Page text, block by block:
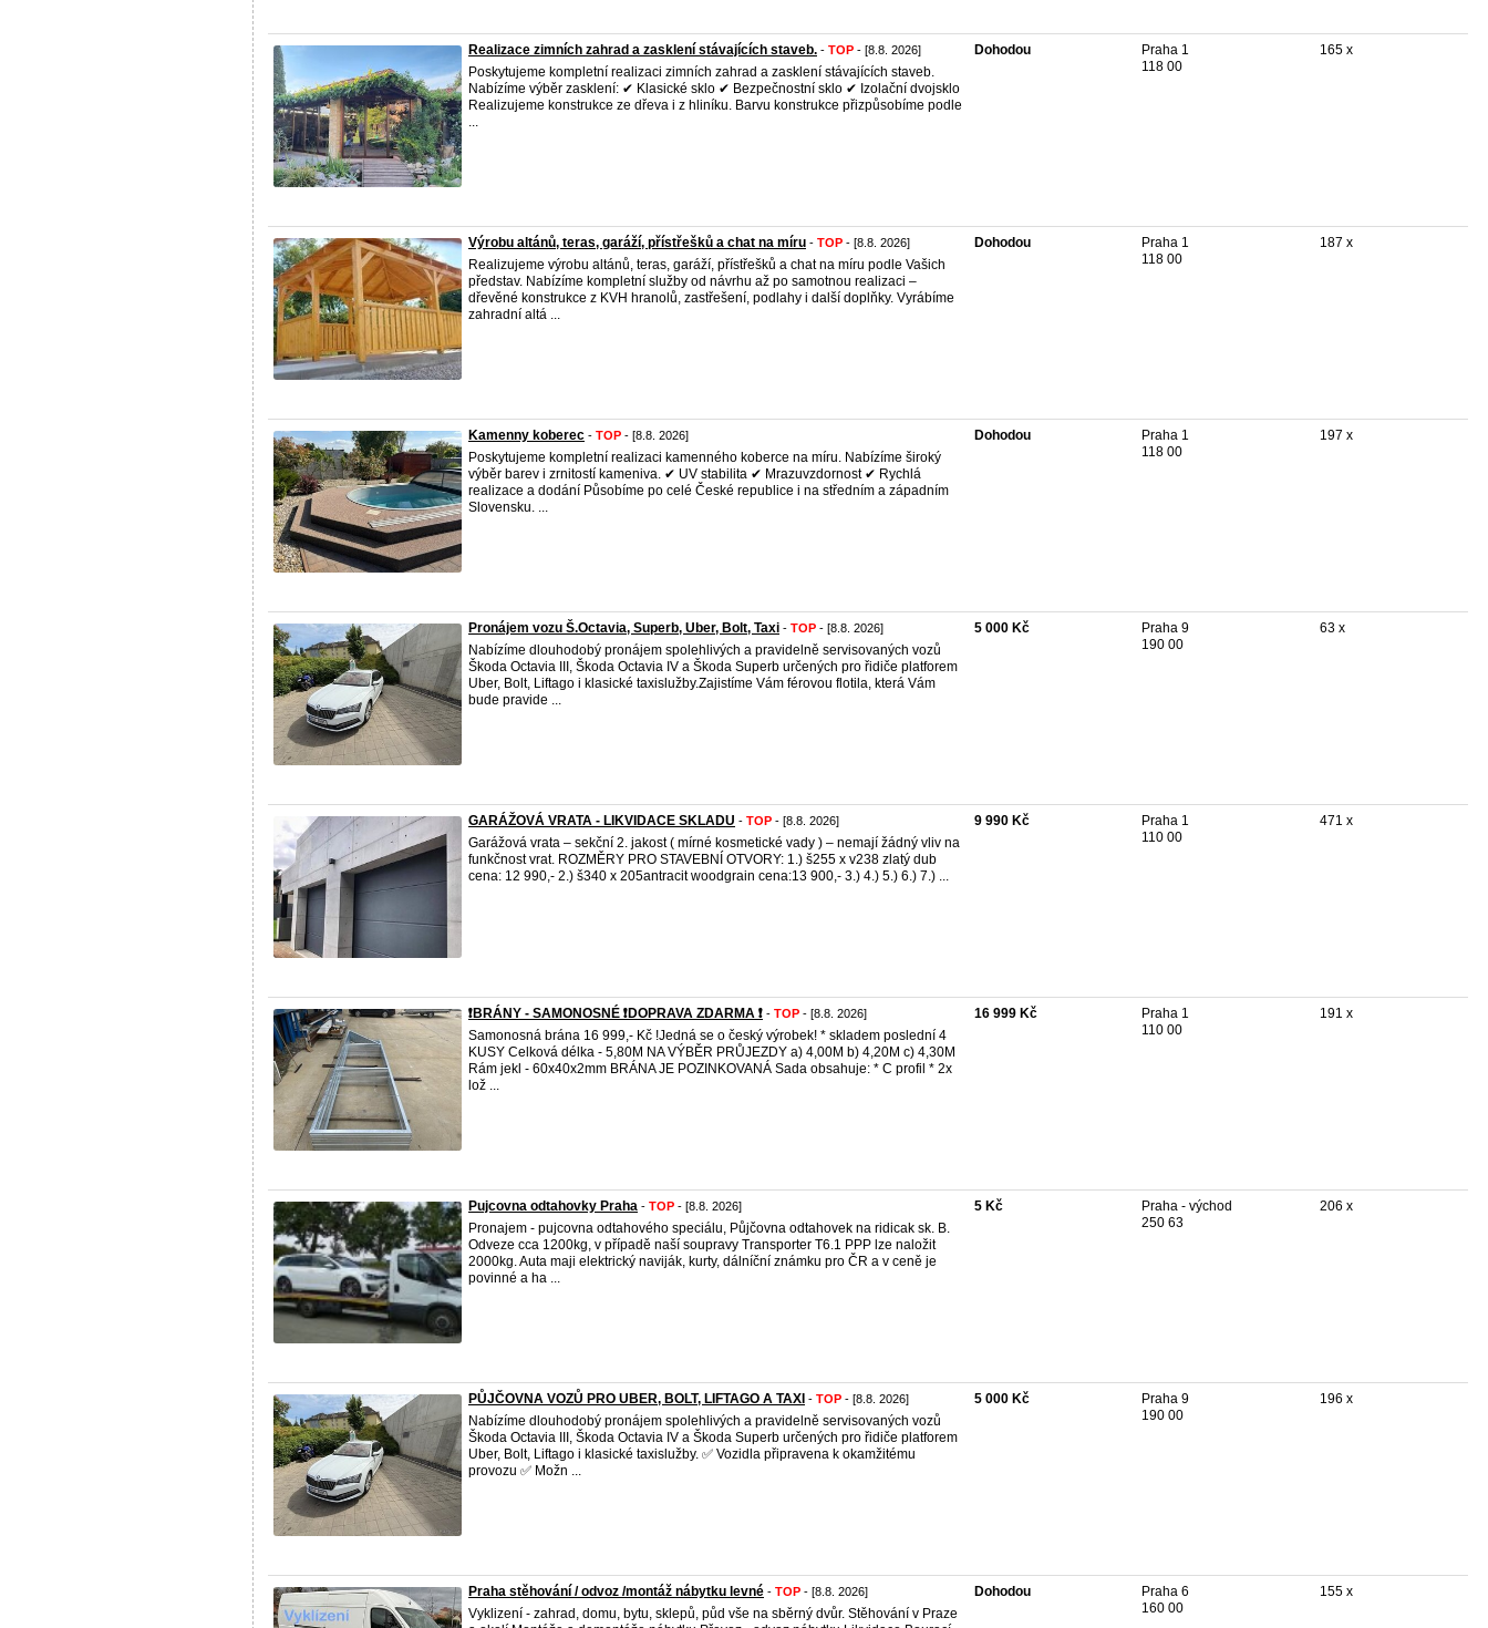
Realizace zimních zahrad a zasklení stávajících staveb. - TOP - [8.8. 2026]
Poskytujeme kompletní realizaci zimních zahrad a zasklení stávajících staveb.
Nabízíme výběr zasklení: ✔ Klasické sklo ✔ Bezpečnostní sklo ✔ Izolační dvojsklo
Realizujeme konstrukce ze dřeva i z hliníku. Barvu konstrukce přizpůsobíme podle
...
Dohodou
Praha 1
118 00
165 x
Výrobu altánů, teras, garáží, přístřešků a chat na míru - TOP - [8.8. 2026]
Realizujeme výrobu altánů, teras, garáží, přístřešků a chat na míru podle Vašich
představ. Nabízíme kompletní služby od návrhu až po samotnou realizaci –
dřevěné konstrukce z KVH hranolů, zastřešení, podlahy i další doplňky. Vyrábíme
zahradní altá ...
Dohodou
Praha 1
118 00
187 x
Kamenny koberec - TOP - [8.8. 2026]
Poskytujeme kompletní realizaci kamenného koberce na míru. Nabízíme široký
výběr barev i zrnitostí kameniva. ✔ UV stabilita ✔ Mrazuvzdornost ✔ Rychlá
realizace a dodání Působíme po celé České republice i na středním a západním
Slovensku. ...
Dohodou
Praha 1
118 00
197 x
Pronájem vozu Š.Octavia, Superb, Uber, Bolt, Taxi - TOP - [8.8. 2026]
Nabízíme dlouhodobý pronájem spolehlivých a pravidelně servisovaných vozů
Škoda Octavia III, Škoda Octavia IV a Škoda Superb určených pro řidiče platforem
Uber, Bolt, Liftago i klasické taxislužby.Zajistíme Vám férovou flotila, která Vám
bude pravide ...
5 000 Kč
Praha 9
190 00
63 x
GARÁŽOVÁ VRATA - LIKVIDACE SKLADU - TOP - [8.8. 2026]
Garážová vrata – sekční 2. jakost ( mírné kosmetické vady ) – nemají žádný vliv na
funkčnost vrat. ROZMĚRY PRO STAVEBNÍ OTVORY: 1.) š255 x v238 zlatý dub
cena: 12 990,- 2.) š340 x 205antracit woodgrain cena:13 900,- 3.) 4.) 5.) 6.) 7.) ...
9 990 Kč
Praha 1
110 00
471 x
❗️BRÁNY - SAMONOSNÉ ❗️DOPRAVA ZDARMA ❗️ - TOP - [8.8. 2026]
Samonosná brána 16 999,- Kč !Jedná se o český výrobek! * skladem poslední 4
KUSY Celková délka - 5,80M NA VÝBĚR PRŮJEZDY a) 4,00M b) 4,20M c) 4,30M
Rám jekl - 60x40x2mm BRÁNA JE POZINKOVANÁ Sada obsahuje: * C profil * 2x
lož ...
16 999 Kč
Praha 1
110 00
191 x
Pujcovna odtahovky Praha - TOP - [8.8. 2026]
Pronajem - pujcovna odtahového speciálu, Půjčovna odtahovek na ridicak sk. B.
Odveze cca 1200kg, v případě naší soupravy Transporter T6.1 PPP lze naložit
2000kg. Auta maji elektrický naviják, kurty, dálníční známku pro ČR a v ceně je
povinné a ha ...
5 Kč
Praha - východ
250 63
206 x
PŮJČOVNA VOZŮ PRO UBER, BOLT, LIFTAGO A TAXI - TOP - [8.8. 2026]
Nabízíme dlouhodobý pronájem spolehlivých a pravidelně servisovaných vozů
Škoda Octavia III, Škoda Octavia IV a Škoda Superb určených pro řidiče platforem
Uber, Bolt, Liftago i klasické taxislužby. ✅ Vozidla připravena k okamžitému
provozu ✅ Možn ...
5 000 Kč
Praha 9
190 00
196 x
Praha stěhování / odvoz /montáž nábytku levné - TOP - [8.8. 2026]
Vyklizení - zahrad, domu, bytu, sklepů, půd vše na sběrný dvůr. Stěhování v Praze
Dohodou
Praha 6
160 00
155 x